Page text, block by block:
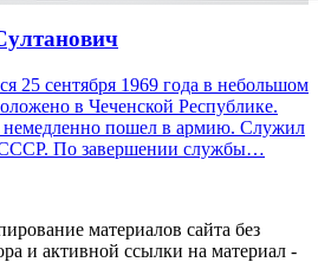
25 сентября 1969 года в небольшом
в Чеченской Республике.
пошел в армию. Служил
СССР. По завершении службы…
материалов сайта без
и активной ссылки на материал -